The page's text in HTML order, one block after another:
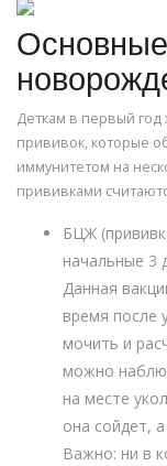
Деткам в первый
прививок, которые
иммунитетом на
прививками
БЦЖ
начальные 3
Данная
время после
мочить и
можно
на месте
она сойдет,
Важно: ни в